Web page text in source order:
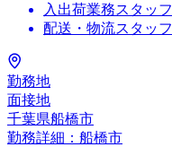
入出荷業務スタッフ
配送・物流スタッフ
勤務地
面接地
千葉県船橋市
勤務詳細：船橋市